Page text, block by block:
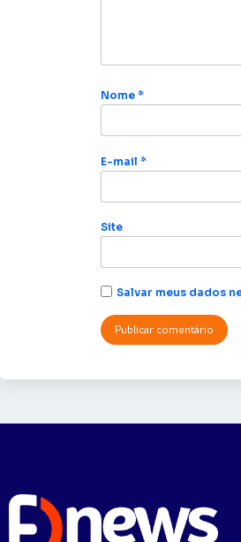
Nome*
E-mail*
Site
Salvar meus dados